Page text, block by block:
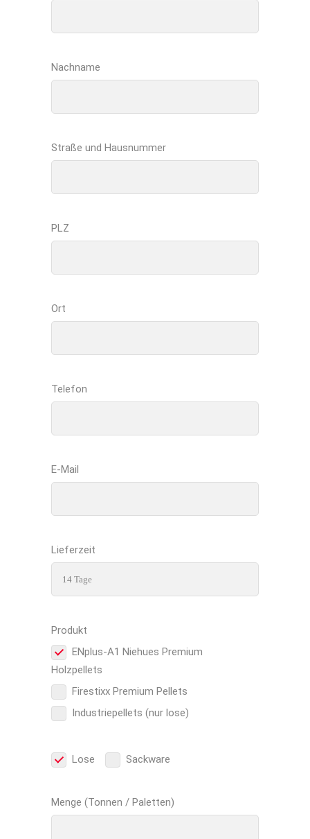
Nachname
Straße und Hausnummer
PLZ
Ort
Telefon
E-Mail
Lieferzeit
Produkt
ENplus-A1 Niehues Premium
Holzpellets
Firestixx Premium Pellets
Industriepellets (nur lose)
Lose Sackware
Menge (Tonnen / Paletten)